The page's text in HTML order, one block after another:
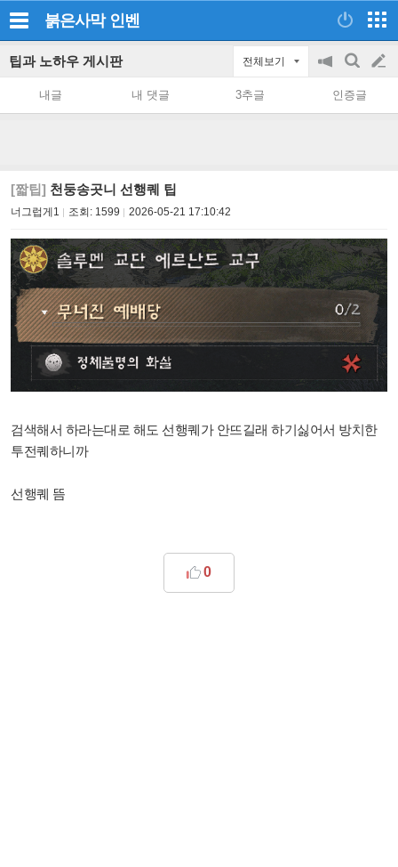
붉은사막 인벤
팁과 노하우 게시판 전체보기
공
on/off
검
색
글
쓰
내글 내 댓글 3추글 인증글
[짧팁] 천둥송곳니 선행퀘 팁
너그럽게1 조회: 1599 2026-05-21 17:10:42
검색해서 하라는대로 해도 선행퀘가 안뜨길래 하기싫어서 방치한
투전퀘하니까
선행퀘 뜸
0